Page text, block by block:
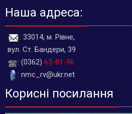
Наша адреса:
: 33014, м. Рівне,
вул. Ст. Бандери, 39
: (0362) 63-81-96
: nmc_rv@ukr.net
Корисні посилання